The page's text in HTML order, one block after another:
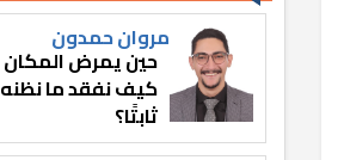
مروان حمدون
حين يمرض المكان
كيف نفقد ما نظنه
ثابتًا؟